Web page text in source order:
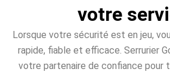
votre
Lorsque votre sécurité est en jeu,
rapide, fiable et efficace. Serrurier
votre partenaire de confiance pour